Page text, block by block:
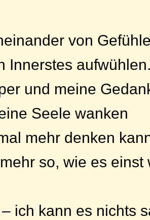
von
Innerstes
und meine
Seele wanken
mehr denken
so, wie es einst
ich kann es nichts